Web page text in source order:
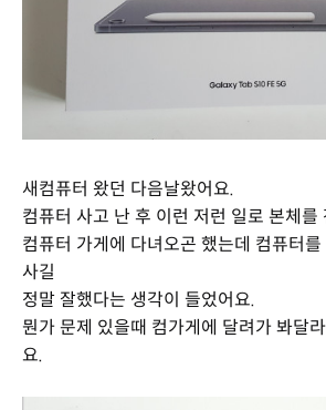
새컴퓨터 왔던 다음날왔어요.
컴퓨터 사고 난 후 이런 저런 일로 본체를
컴퓨터 가게에 다녀오곤 했는데 컴퓨터
사길
정말 잘했다는 생각이 들었어요.
뭔가 문제 있을때 컴가게에 달려가 봐달
요.